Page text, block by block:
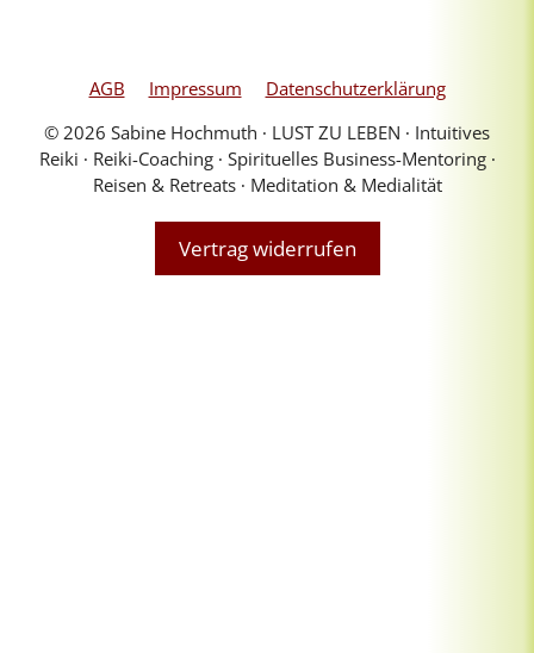
AGB Impressum
Datenschutzerklärung
© 2026 Sabine Hochmuth ∙ LUST ZU LEBEN ∙ Intuitives
Reiki ∙ Reiki-Coaching ∙ Spirituelles Business-Mentoring ∙
Reisen & Retreats ∙ Meditation & Medialität
Vertrag widerrufen